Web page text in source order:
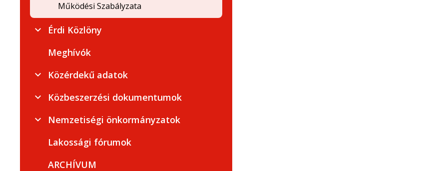
Működési Szabályzata
Érdi Közlöny
Meghívók
Közérdekű adatok
Közbeszerzési dokumentumok
Nemzetiségi önkormányzatok
Lakossági fórumok
ARCHÍVUM